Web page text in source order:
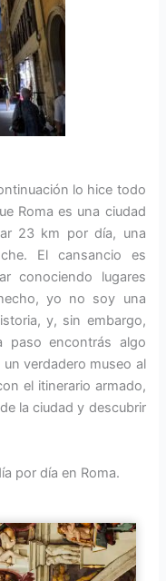
lo hice todo
Roma es una ciudad
23 km por día, una
El cansancio es
conociendo lugares
yo no soy una
y, sin embargo,
paso encontrás algo
verdadero museo al
el itinerario armado,
la ciudad y descubrir
por día en Roma.